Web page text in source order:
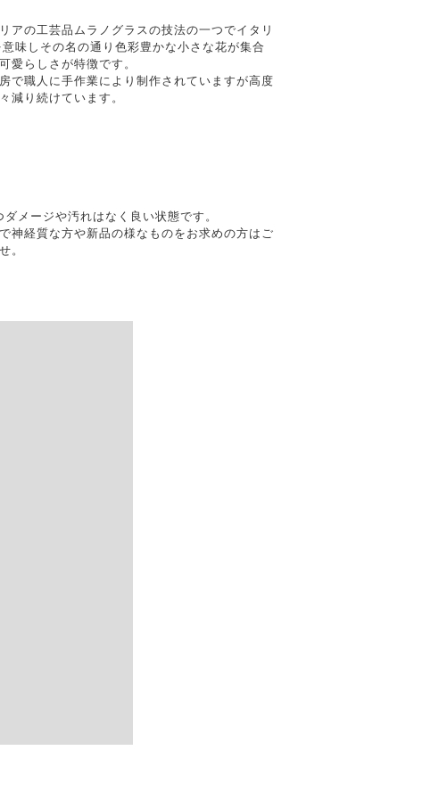
アの工芸品ムラノグラスの技法の一つでイタリ
味しその名の通り色彩豊かな小さな花が集合
愛らしさが特徴です。
で職人に手作業により制作されていますが高度
減り続けています。
メージや汚れはなく良い状態です。
神経質な方や新品の様なものをお求めの方はご
。